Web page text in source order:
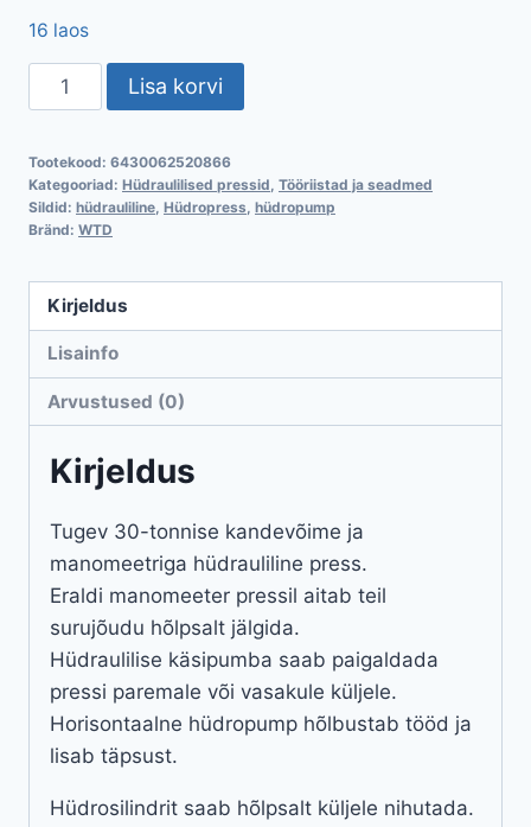
16 laos
Hüdrauliline
press
manomeetriga
kogus
Lisa korvi
Tootekood: 6430062520866
Kategooriad: Hüdraulilised pressid, Tööriistad ja seadmed
Sildid: hüdrauliline, Hüdropress, hüdropump
Bränd: WTD
Kirjeldus
Lisainfo
Arvustused (0)
Kirjeldus
Tugev 30-tonnise kandevõime ja
manomeetriga hüdrauliline press.
Eraldi manomeeter pressil aitab teil
surujõudu hõlpsalt jälgida.
Hüdraulilise käsipumba saab paigaldada
pressi paremale või vasakule küljele.
Horisontaalne hüdropump hõlbustab tööd ja
lisab täpsust.
Hüdrosilindrit saab hõlpsalt küljele nihutada.